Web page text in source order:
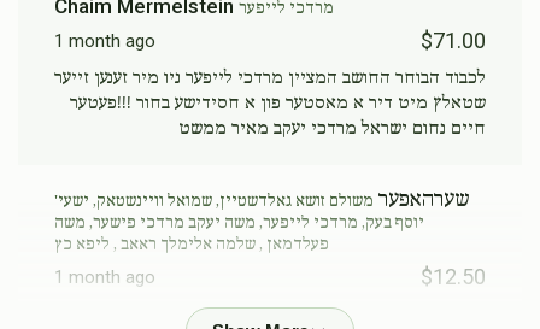
Chaim Mermelstein מרדכי לייפער
1 month ago $71.00
לכבוד הבוחר החושב המציין מרדכי לייפער ניו מיר זענען זייער
שטאלץ מיט דיר א מאסטער פון א חסידישע בחור !!!פעטער
חיים נחום ישראל מרדכי יעקב מאיר ממשט
שערהאפער משולם זושא גאלדשטיין, שמואל וויינשטאק, ישעי'
יוסף בעק, מרדכי לייפער, משה יעקב מרדכי פישער, משה
פעלדמאן , שלמה אלימלך ראאב , ליפא כץ
1 month ago $12.50